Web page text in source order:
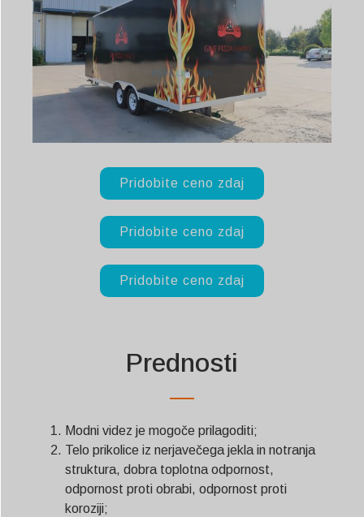
Pridobite ceno zdaj
Pridobite ceno zdaj
Pridobite ceno zdaj
Prednosti
Modni videz je mogoče prilagoditi;
Telo prikolice iz nerjavečega jekla in notranja
struktura, dobra toplotna odpornost,
odpornost proti obrabi, odpornost proti
koroziji;